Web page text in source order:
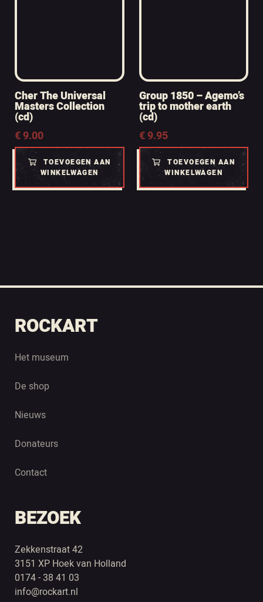
Cher The Universal
Masters Collection
(cd)
€9.00
TOEVOEGEN AAN
WINKELWAGEN
Group 1850 – Agemo’s
trip to mother earth
(cd)
€9.95
TOEVOEGEN AAN
WINKELWAGEN
ROCKART
Het museum
De shop
Nieuws
Donateurs
Contact
BEZOEK
Zekkenstraat 42
3151 XP Hoek van Holland
0174 - 38 41 03
info@rockart.nl